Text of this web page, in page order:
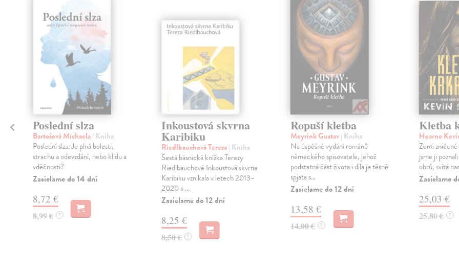
Poslední slza
Bartošová Michaela| Kniha
Poslední slza. Je plná bolesti,
strachu a odevzdání, nebo klidu a
vděčnosti?
Zasielame do 14 dní
8,72 €
8,99 € ?
Inkoustová skvrna
Karibiku
Riedlbauchová Tereza| Kniha
Šestá básnická knížka Terezy
Riedlbauchové Inkoustová skvrna
Karibiku vznikala v letech 2013–
2020 a ...
Zasielame do 12 dní
8,25 €
8,50 € ?
Ropuší kletba
Meyrink Gustav| Kniha
Na úspěšné vydání románů
německého spisovatele, jehož
podstatná část života i díla je těsně
spjata s...
Zasielame do 12 dní
13,58 €
14,00 € ?
Kletba
Hearne
Zemi
jsme ji
obrů, svítá
Zasielame
25,03 €
25,80 € ?